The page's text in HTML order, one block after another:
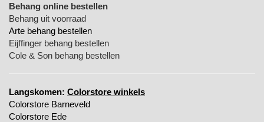
Behang online bestellen
Behang uit voorraad
Arte behang bestellen
Eijffinger behang bestellen
Cole & Son behang bestellen
Langskomen: Colorstore winkels
Colorstore Barneveld
Colorstore Ede